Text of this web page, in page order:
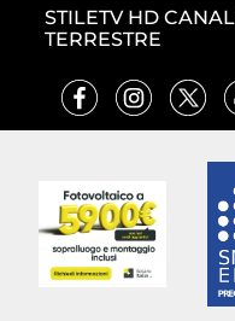
STILETV HD
TERRESTRE